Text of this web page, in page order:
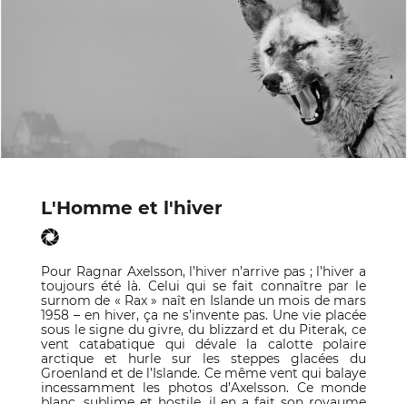
L'Homme et l'hiver
Pour Ragnar Axelsson, l’hiver n’arrive pas ; l’hiver a
toujours été là. Celui qui se fait connaître par le
surnom de « Rax » naît en Islande un mois de mars
1958 – en hiver, ça ne s’invente pas. Une vie placée
sous le signe du givre, du blizzard et du Piterak, ce
vent catabatique qui dévale la calotte polaire
arctique et hurle sur les steppes glacées du
Groenland et de l’Islande. Ce même vent qui balaye
incessamment les photos d’Axelsson. Ce monde